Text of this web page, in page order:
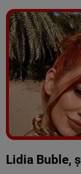
Lidia Buble,